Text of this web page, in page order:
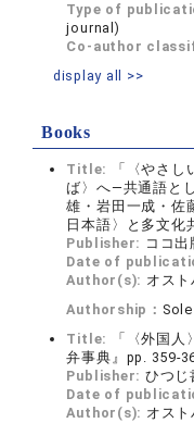
Type of
journal)
Co-author
display all >>
Books
Title:
「〈やさ
ば〉へ―共通語と
雄・岩田一成・佐
日本語〉と多文化
Publisher: ココ出
Date of
Author(s): オス
Authorship：
Title:
「〈外国
弁事典』pp. 359-
Publisher: ひつじ
Date of
Author(s): オス